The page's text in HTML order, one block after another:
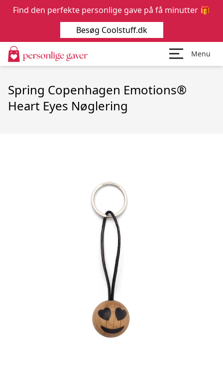
Menu
Spring Copenhagen Emotions®
Heart Eyes Nøglering
Find den perfekte personlige gave på få minutter 🎁
Besøg Coolstuff.dk